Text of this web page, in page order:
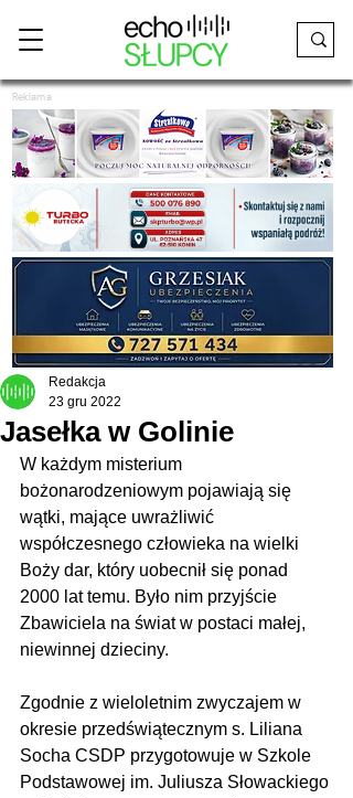
Reklama
Jasełka w Golinie
Redakcja
23 gru 2022
W każdym misterium
bożonarodzeniowym pojawiają się
wątki, mające uwrażliwić
współczesnego człowieka na wielki
Boży dar, który uobecnił się ponad
2000 lat temu. Było nim przyjście
Zbawiciela na świat w postaci małej,
niewinnej dzieciny.
Zgodnie z wieloletnim zwyczajem w
okresie przedświątecznym s. Liliana
Socha CSDP przygotowuje w Szkole
Podstawowej im. Juliusza Słowackiego